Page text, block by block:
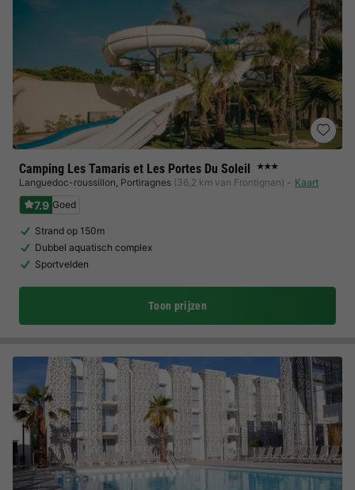
Camping Les Tamaris et Les Portes Du Soleil ★★★
Languedoc-roussillon, Portiragnes (36,2 km van Frontignan) Kaart
7.9 Goed
Strand op 150m
Dubbel aquatisch complex
Sportvelden
Toon prijzen